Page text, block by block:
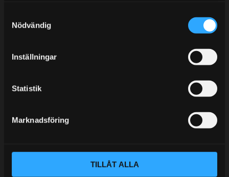
Nödvändig
Inställningar
Statistik
Marknadsföring
TILLÅT ALLA
KUNSKAPSCENTER
KUNDTJÄNST